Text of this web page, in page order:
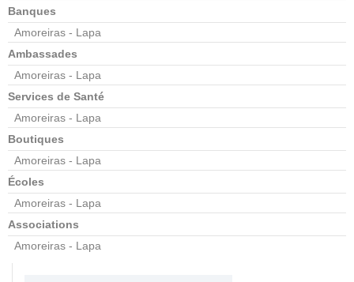
Banques
Amoreiras - Lapa
Ambassades
Amoreiras - Lapa
Services de Santé
Amoreiras - Lapa
Boutiques
Amoreiras - Lapa
Écoles
Amoreiras - Lapa
Associations
Amoreiras - Lapa